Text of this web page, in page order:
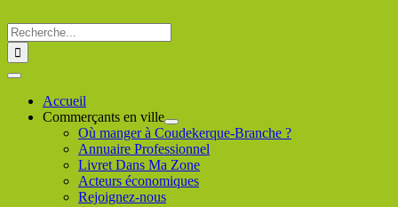
au
contenu
Rechercher
:
Toggle
NavigationAccueil
Commerçants en ville
Où manger à Coudekerque-Branche ?
Annuaire Professionnel
Livret Dans Ma Zone
Acteurs économiques
Rejoignez-nous